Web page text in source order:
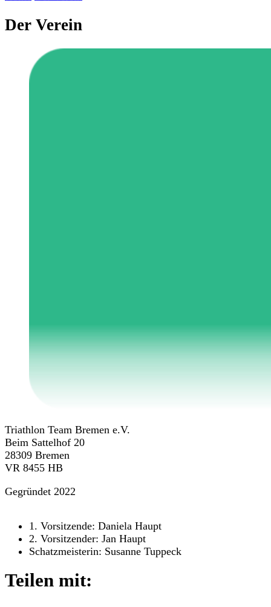
Der Verein
Triathlon Team Bremen e.V.
Beim Sattelhof 20
28309 Bremen
VR 8455 HB
Gegründet 2022
1. Vorsitzende: Daniela Haupt
2. Vorsitzender: Jan Haupt
Schatzmeisterin: Susanne Tuppeck
Teilen mit: